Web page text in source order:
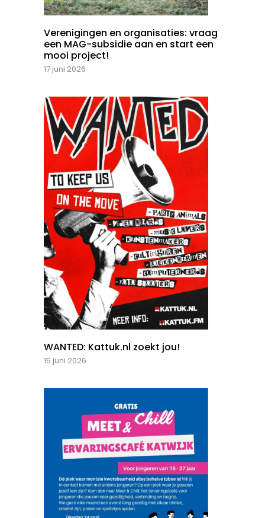
Verenigingen en organisaties: vraag
een MAG-subsidie aan en start een
mooi project!
17 juni 2026
WANTED: Kattuk.nl zoekt jou!
15 juni 2026